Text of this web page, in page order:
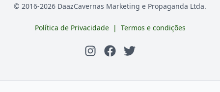
© 2016-2026 DaazCavernas Marketing e Propaganda Ltda.
Política de Privacidade | Termos e condições